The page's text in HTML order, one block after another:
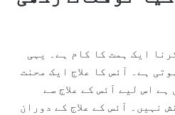
ایک ہمت کا کام ہے۔ یہی
ہے۔ آئس کا علاج ایک محنت
ہے اس لیے آئس کے علاج سے
نہیں۔ آئس کے علاج کے دوران